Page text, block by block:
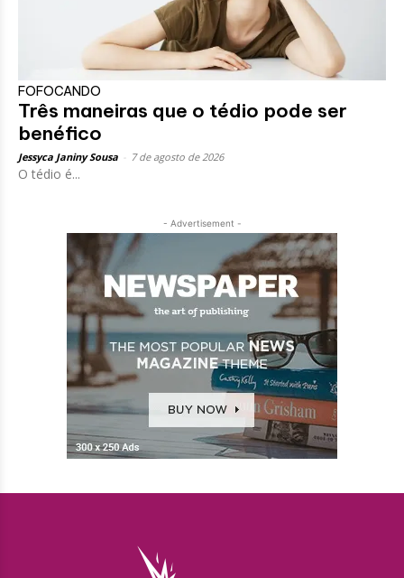
FOFOCANDO
Três maneiras que o tédio pode ser
benéfico
Jessyca Janiny Sousa 7 de agosto de 2026
O tédio é...
- Advertisement -